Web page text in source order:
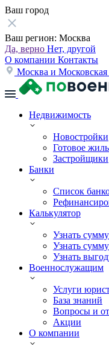
Ваш город
Ваш регион: Москва
Да, верно Нет, другой
О компании Контакты
Москва и Московская
Недвижимость
Новостройки
Готовое
Застройщики
Банки
Список
Калькулятор
Узнать
Узнать
Узнать
Военнослужащим
Услуги
База знаний
Вопросы и
Акции
О компании